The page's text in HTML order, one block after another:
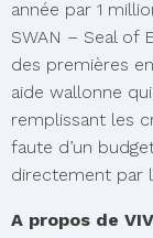
année par 1
SWAN – Seal of
des premières
aide wallonne
remplissant les
faute d’un
directement par
A propos de